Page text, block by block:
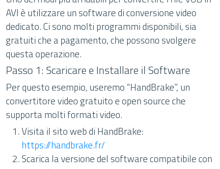
AVI è utilizzare un software di conversione video
dedicato. Ci sono molti programmi disponibili, sia
gratuiti che a pagamento, che possono svolgere
questa operazione.
Passo 1: Scaricare e Installare il Software
Per questo esempio, useremo “HandBrake”, un
convertitore video gratuito e open source che
supporta molti formati video.
Visita il sito web di HandBrake:
https://handbrake.fr/
Scarica la versione del software compatibile con